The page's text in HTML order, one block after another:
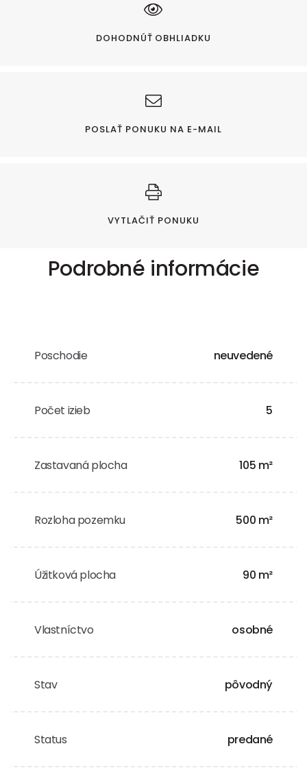
DOHODNÚŤ OBHLIADKU
POSLAŤ PONUKU NA E-MAIL
VYTLAČIŤ PONUKU
Podrobné informácie
Poschodie neuvedené
Počet izieb 5
Zastavaná plocha 105 m²
Rozloha pozemku 500 m²
Úžitková plocha 90 m²
Vlastníctvo osobné
Stav pôvodný
Status predané